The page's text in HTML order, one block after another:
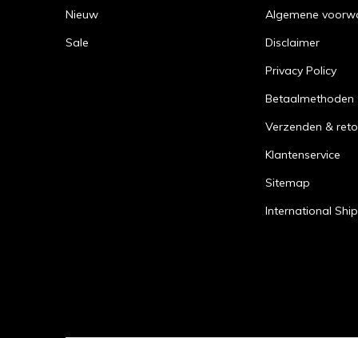
Nieuw
Sale
Algemene
Disclaimer
Privacy Policy
Betaalmethoden
Verzenden &
Klantenservice
Sitemap
International